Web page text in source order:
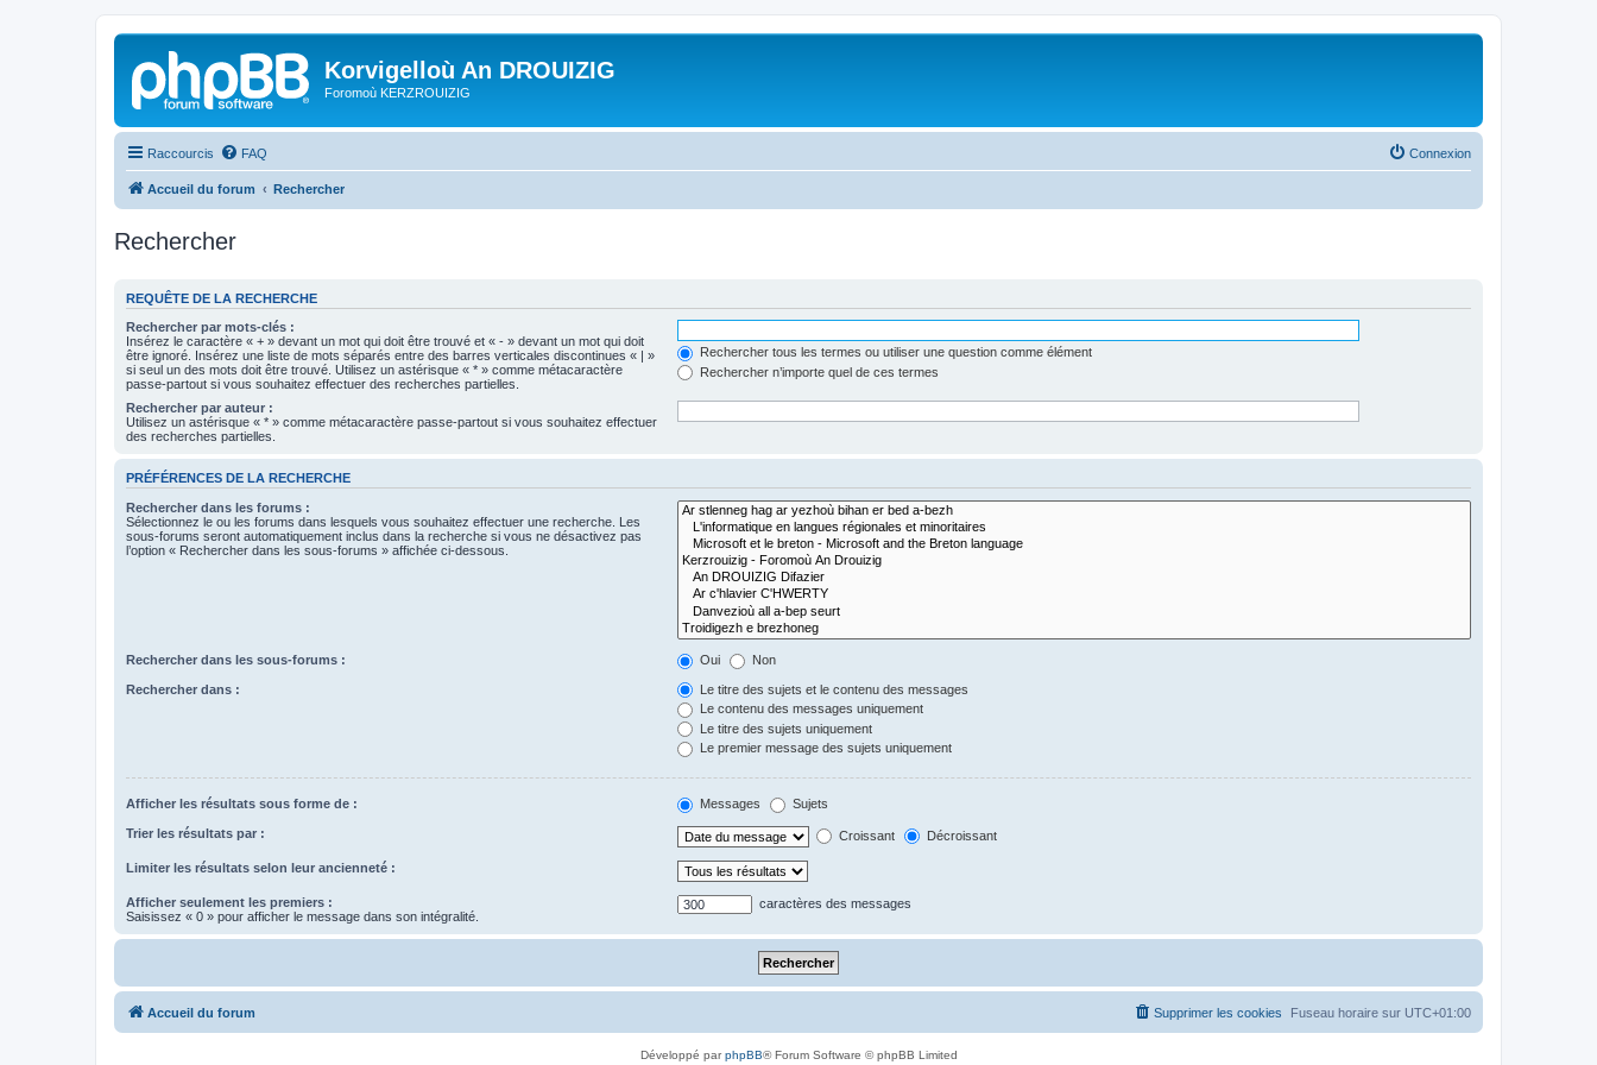
Korvigelloù An DROUIZIG
Foromoù KERZROUIZIG
Raccourcis FAQ Connexion
Accueil du forum Rechercher
Rechercher
REQUÊTE DE LA RECHERCHE
Rechercher par mots-clés :
Insérez le caractère « + » devant un mot qui doit être trouvé et « - » devant un mot qui doit
être ignoré. Insérez une liste de mots séparés entre des barres verticales discontinues « | »
si seul un des mots doit être trouvé. Utilisez un astérisque « * » comme métacaractère
passe-partout si vous souhaitez effectuer des recherches partielles.
Rechercher tous les termes ou utiliser une question comme élément
Rechercher n’importe quel de ces termes
Rechercher par auteur :
Utilisez un astérisque « * » comme métacaractère passe-partout si vous souhaitez effectuer
des recherches partielles.
PRÉFÉRENCES DE LA RECHERCHE
Rechercher dans les forums :
Sélectionnez le ou les forums dans lesquels vous souhaitez effectuer une recherche. Les
sous-forums seront automatiquement inclus dans la recherche si vous ne désactivez pas
l’option « Rechercher dans les sous-forums » affichée ci-dessous.
Rechercher dans les sous-forums : Oui Non
Rechercher dans :
Le titre des sujets et le contenu des messages
Le contenu des messages uniquement
Le titre des sujets uniquement
Le premier message des sujets uniquement
Afficher les résultats sous forme de : Messages Sujets
Trier les résultats par : Croissant Décroissant
Limiter les résultats selon leur ancienneté :
Afficher seulement les premiers :
Saisissez « 0 » pour afficher le message dans son intégralité.
caractères des messages
Accueil du forum Fuseau horaire sur UTC+01:00
Supprimer les cookies
Développé parphpBB® Forum Software © phpBB Limited